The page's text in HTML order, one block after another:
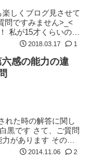
しくブログ見させて
問ですみません>_<
私が15才くらいの
の上に黒い渦のよう
2018.03.17 1
感の能力の違
れた時の解答に関し
黒です さて、ご質問
があります その能
こえるの五感と、感
2014.11.06 2